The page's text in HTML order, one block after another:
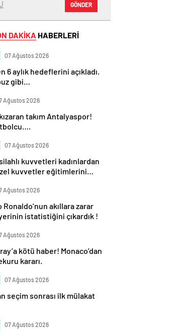
GÖNDER
DAKİKA HABERLERİ
07 Ağustos 2026
6 aylık hedeflerini açıkladı.
gibi…
Ağustos 2026
takım Antalyaspor!
07 Ağustos 2026
kuvvetleri kadınlardan
kuvvetler eğitimlerini
Ağustos 2026
akıllara zarar
istatistiğini çıkardık !
Ağustos 2026
kötü haber! Monaco’dan
kararı.
07 Ağustos 2026
seçim sonrası ilk mülakat
07 Ağustos 2026